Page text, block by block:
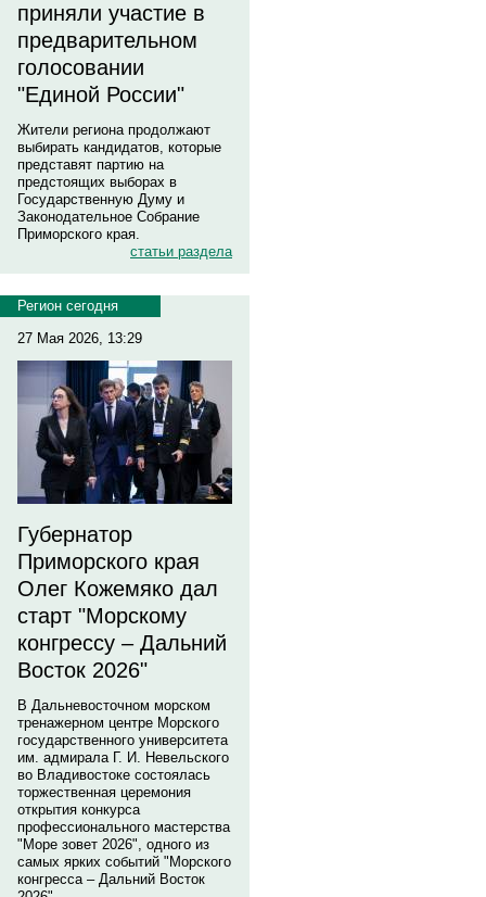
приняли участие в
предварительном
голосовании
"Единой России"
Жители региона продолжают
выбирать кандидатов, которые
представят партию на
предстоящих выборах в
Государственную Думу и
Законодательное Собрание
Приморского края.
статьи раздела
Регион сегодня
27 Мая 2026, 13:29
Губернатор
Приморского края
Олег Кожемяко дал
старт "Морскому
конгрессу – Дальний
Восток 2026"
В Дальневосточном морском
тренажерном центре Морского
государственного университета
им. адмирала Г. И. Невельского
во Владивостоке состоялась
торжественная церемония
открытия конкурса
профессионального мастерства
"Море зовет 2026", одного из
самых ярких событий "Морского
конгресса – Дальний Восток